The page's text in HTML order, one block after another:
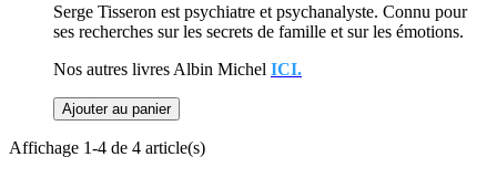
Serge Tisseron est psychiatre et psychanalyste. Connu pour
ses recherches sur les secrets de famille et sur les émotions.
Nos autres livres Albin Michel ICI.
Ajouter au panier
Affichage 1-4 de 4 article(s)